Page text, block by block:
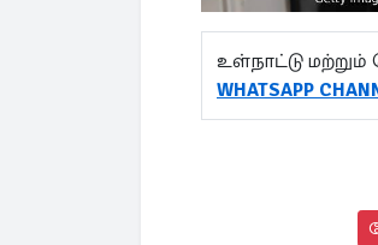
உள்நாட்டு
WHATSAPP